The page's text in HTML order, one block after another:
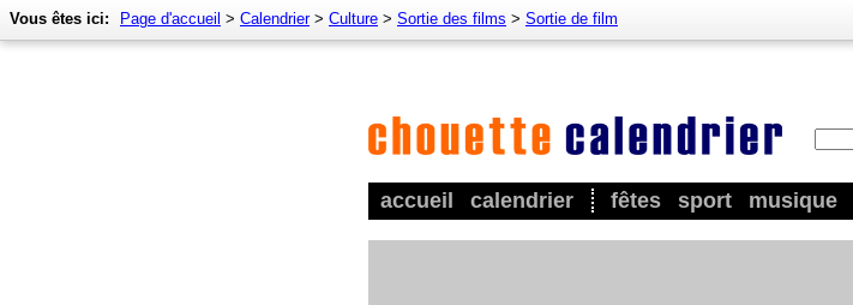
accueil calendrier fêtes sport musique
Vous êtes ici: Page d'accueil > Calendrier> Culture > Sortie des films > Sortie de film